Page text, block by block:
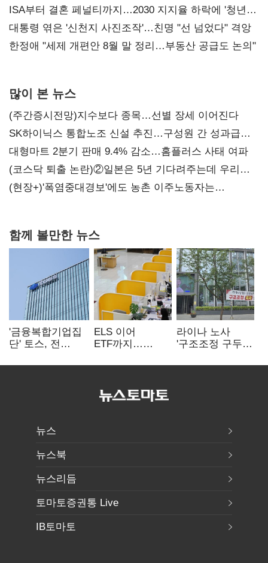
ISA부터 결혼 페널티까지…2030 지지율 하락에 '청년
챙기기'
대통령 엮은 '신천지 사진조작'…친명 "선 넘었다" 격앙
한정애 "세제 개편안 8월 말 정리…부동산 공급도 논의"
많이 본 뉴스
(주간증시전망)지수보다 종목…선별 장세 이어진다
SK하이닉스 통합노조 신설 추진…구성원 간 성과급
불만 확산
대형마트 2분기 판매 9.4% 감소…홈플러스 사태 여파
(코스닥 퇴출 논란)②일본은 5년 기다려주는데 우리는
당장 퇴출?…시간만으론 부족한 코스닥 구하기
(현장+)'폭염중대경보'에도 농촌 이주노동자는
함께 볼만한 뉴스
'금융복합기업집
단' 토스, 전
표준화
ELS 이어
ETF까지…
제동 걸린 은행
라이나 노사
'구조조정 구두
뉴스
뉴스북
뉴스리듬
토마토증권통 Live
IB토마토